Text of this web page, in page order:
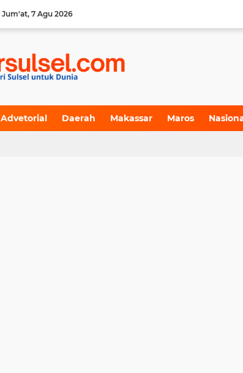
Jum'at 7 Agu 2026
Advetorial Daerah Makassar Maros